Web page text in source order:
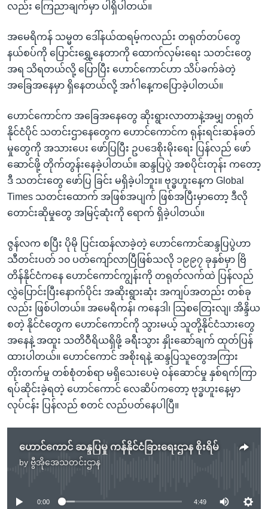
လည်း ကြေညာချက်မှာ ပါရှိပါတယ်။
အမေရိကန် သမ္မတ ဒေါ်နယ်ထရမ့်ကလည်း တရုတ်တပ်တွေ
နယ်စပ်ကို ပြောင်းရွှေ့နေတာကို ထောက်လှမ်းရေး သတင်းတွေ
အရ သိရတယ်လို့ ပြောပြီး ဟောင်ကောင်ဟာ သိပ်ခက်ခဲတဲ့
အခြေအနေမှာ ရှိနေတယ်လို့ အင်္ဂါနေ့ကပြောခဲ့ပါတယ်။
ဟောင်ကောင်က အခြေအနေတွေ ဆိုးရွားလာတာနဲ့အမျှ တရုတ်
နိုင်ငံပိုင် သတင်းဌာနေတွေက ဟောင်ကောင်က ရုန်းရင်းဆန်ခတ်
မှုတွေကို အသားပေး ဖော်ပြပြီး ဥပဒေစိုးမိုးရေး ပြန်လည် ဖော်
ဆောင်ဖို့ တိုက်တွန်းနေခဲ့ပါတယ်။ ဆန္ဒပြပွဲ အစပိုင်းတုန်း ကတော့
ဒီ သတင်းတွေ ဖော်ပြ ခြင်း မရှိခဲ့ပါဘူး။ ဗုဒ္ဓဟူးနေ့က Global
Times သတင်းထောက် အဖြစ်အပျက် ဖြစ်အပြီးမှာတော့ ဒီလို
တောင်းဆိုမှုတွေ အမြင့်ဆုံးကို ရောက် ရှိခဲ့ပါတယ်။
ဇွန်လက စပြီး ပိုမို ပြင်းထန်လာခဲ့တဲ့ ဟောင်ကောင်ဆန္ဒပြပွဲဟာ
သီတင်းပတ် ၁၀ ပတ်ကျော်လာပြီဖြစ်သလို ၁၉၉၇ ခုနှစ်မှာ ဗြိ
တိန်နိုင်ငံကနေ ဟောင်ကောင်ကျွန်းကို တရုတ်လက်ထဲ ပြန်လည်
လွှဲပြောင်းပြီးနောက်ပိုင်း အဆိုးရွားဆုံး အကျပ်အတည်း တစ်ခု
လည်း ဖြစ်ပါတယ်။ အမေရိကန်၊ ကနေဒါ၊ သြစတြေးလျ၊ အိန္ဒိယ
စတဲ့ နိုင်ငံတွေက ဟောင်ကောင်ကို သွားမယ့် သူတို့နိုင်ငံသားတွေ
အနေနဲ့ အထူး သတိဝီရိယရှိဖို့ ခရီးသွား နှိုးဆော်ချက် ထုတ်ပြန်
ထားပါတယ်။ ဟောင်ကောင် အစိုးရနဲ့ ဆန္ဒပြသူတွေအကြား
တိုးတက်မှု တစ်စုံတစ်ရာ မရှိသေးပေမဲ့ ဝန်ဆောင်မှု နှစ်ရက်ကြာ
ရပ်ဆိုင်းခဲ့ရတဲ့ ဟောင်ကောင် လေဆိပ်ကတော့ ဗုဒ္ဓဟူးနေ့မှာ
လုပ်ငန်း ပြန်လည် စတင် လည်ပတ်နေပါပြီ။
ဟောင်ကောင် ဆန္ဒပြမှု ကန်နိုင်ငံခြားရေးဌာန စိုးရိမ်
by ဗွီအိုအေသတင်းဌာန
No media source currently available
0:00 4:49